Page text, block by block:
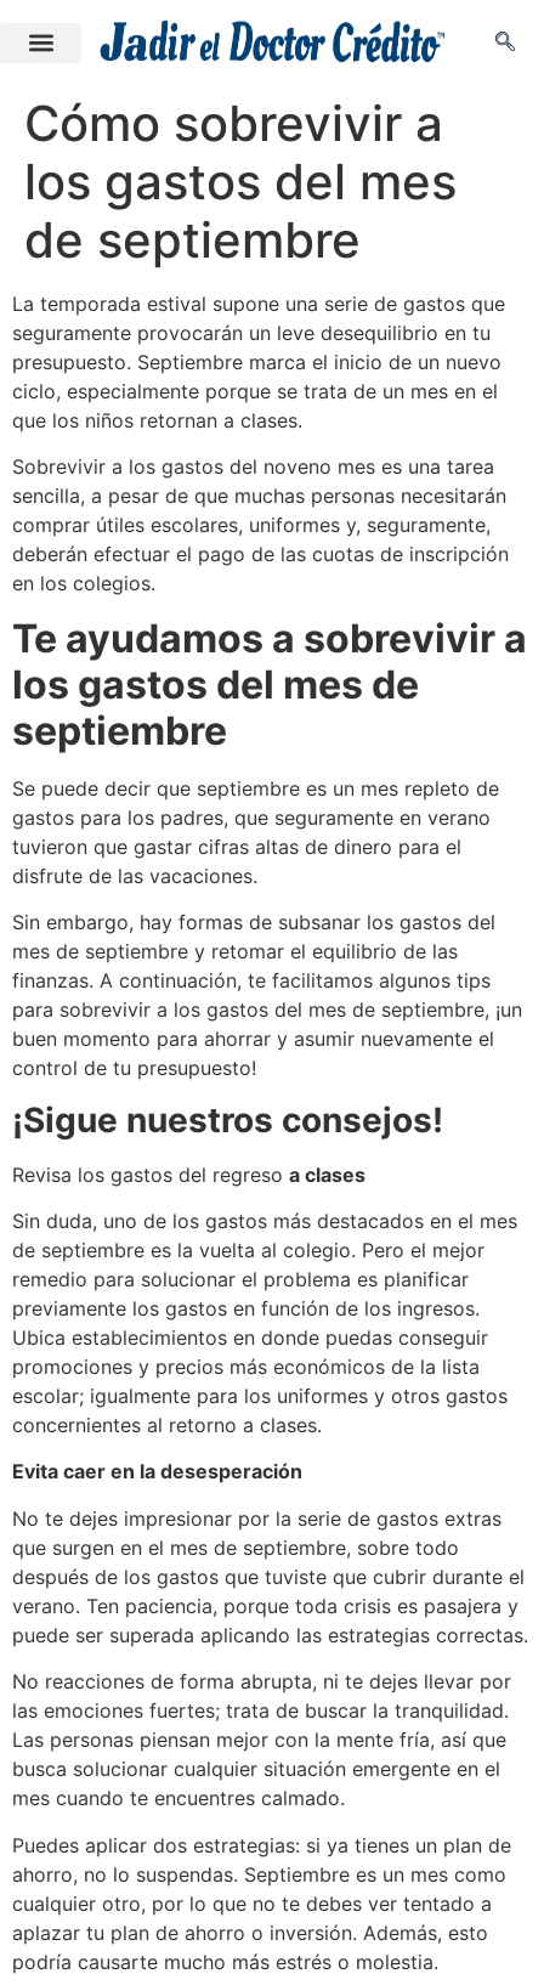
Cómo sobrevivir a
los gastos del mes
de septiembre
La temporada estival supone una serie de gastos que
seguramente provocarán un leve desequilibrio en tu
presupuesto. Septiembre marca el inicio de un nuevo
ciclo, especialmente porque se trata de un mes en el
que los niños retornan a clases.
Sobrevivir a los gastos del noveno mes es una tarea
sencilla, a pesar de que muchas personas necesitarán
comprar útiles escolares, uniformes y, seguramente,
deberán efectuar el pago de las cuotas de inscripción
en los colegios.
Te ayudamos a sobrevivir a
los gastos del mes de
septiembre
Se puede decir que septiembre es un mes repleto de
gastos para los padres, que seguramente en verano
tuvieron que gastar cifras altas de dinero para el
disfrute de las vacaciones.
Sin embargo, hay formas de subsanar los gastos del
mes de septiembre y retomar el equilibrio de las
finanzas. A continuación, te facilitamos algunos tips
para sobrevivir a los gastos del mes de septiembre, ¡un
buen momento para ahorrar y asumir nuevamente el
control de tu presupuesto!
¡Sigue nuestros consejos!
Revisa los gastos del regreso a clases
Sin duda, uno de los gastos más destacados en el mes
de septiembre es la vuelta al colegio. Pero el mejor
remedio para solucionar el problema es planificar
previamente los gastos en función de los ingresos.
Ubica establecimientos en donde puedas conseguir
promociones y precios más económicos de la lista
escolar; igualmente para los uniformes y otros gastos
concernientes al retorno a clases.
Evita caer en la desesperación
No te dejes impresionar por la serie de gastos extras
que surgen en el mes de septiembre, sobre todo
después de los gastos que tuviste que cubrir durante el
verano. Ten paciencia, porque toda crisis es pasajera y
puede ser superada aplicando las estrategias correctas.
No reacciones de forma abrupta, ni te dejes llevar por
las emociones fuertes; trata de buscar la tranquilidad.
Las personas piensan mejor con la mente fría, así que
busca solucionar cualquier situación emergente en el
mes cuando te encuentres calmado.
Puedes aplicar dos estrategias: si ya tienes un plan de
ahorro, no lo suspendas. Septiembre es un mes como
cualquier otro, por lo que no te debes ver tentado a
aplazar tu plan de ahorro o inversión. Además, esto
podría causarte mucho más estrés o molestia.